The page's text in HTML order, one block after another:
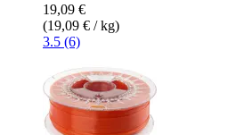
19,09 €
(19,09 € / kg)
3.5 (6)